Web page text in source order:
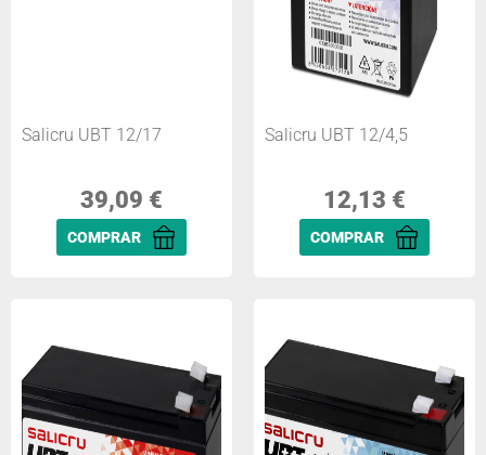
Salicru UBT 12/17
39,09 €
COMPRAR
Salicru UBT 12/4,5
12,13 €
COMPRAR